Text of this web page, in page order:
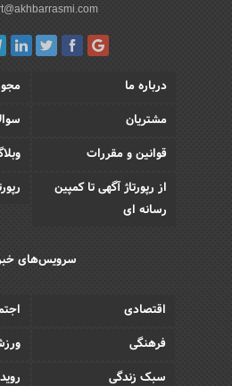
درباره ما
مشتریان
قوانین و مقررات
از رپورتاژ آگهی تا کمپین
رسانه ای
سرویس‌های
اقتصادی
فرهنگی
سبک زندگی